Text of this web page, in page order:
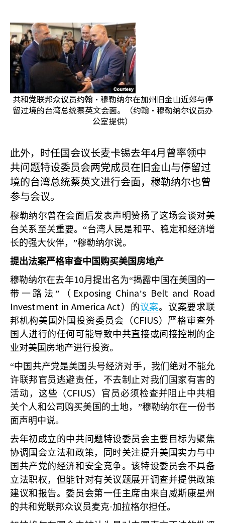
共和党联邦众议员约翰·穆勒纳尔在加州旧金山近郊与停
留过境的台湾总统蔡英文会面。（约翰·穆勒纳尔议员办
公室提供）
此外，时任国会议长麦卡锡去年4月曾率领中
共问题特设委员会两党成员在旧金山与停留过
境的台湾总统蔡英文进行会面，穆勒纳尔也曾
参与会议。
穆勒纳尔曾在会面后发表声明赞扬了这场会谈对美
台关系至关重要。“台湾人民是和平、稳定和经济增
长的强大伙伴，”穆勒纳尔说。
提出法案严格审查中国购买美国房地产
穆勒纳尔在去年10月提出名为“揭露中国在美国的一
带一路法”（ Exposing China’s Belt and Road
Investment in America Act ）的议案。议案要求联
邦机构美国外国投资委员会（ CFIUS）严格审查外
国人进行的任何可能导致中共直接或间接控制的企
业对美国房地产进行投资。
“中国共产党是美国头号经济对手，我们绝对不能允
许联邦官员逃避责任，不去制止对我们国家有害的
活动，这些（ CFIUS）官员必须检查并阻止中共相
关个人和公司购买美国的土地，”穆勒纳尔在一份书
面声明中说。
去年初成立的中共问题特设委员会主要目标为聚焦
协调国会立法和政策，同时关注提升美国实力与中
国共产党的经济和安全竞争。该特设委员会不具备
立法职权，但能针对有关议题展开调查并提供政策
建议和报告。委员会第一任主席由来自威斯康星州
的共和党联邦众议员麦克·加拉格尔担任。